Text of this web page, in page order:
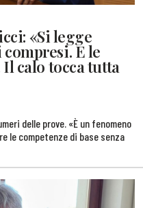
«Si legge
E le
calo tocca tutta
delle prove. «È un fenomeno
le competenze di base senza